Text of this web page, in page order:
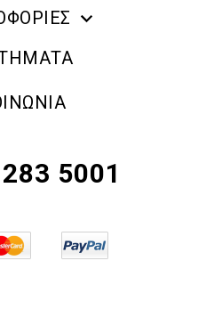
MAKE UP
ΠΡΟΪΟΝΤΩΝ
5001